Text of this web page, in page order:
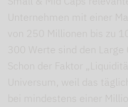
Unternehmen mit einer
von 250 Millionen bis zu
300 Werte sind den Large
Schon der Faktor
Universum, weil das
bei mindestens einer